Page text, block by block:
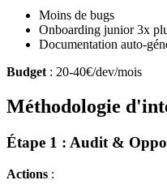
Moins de bugs
Onboarding junior 3x
Documentation auto-
Budget: 20-40€/dev/mois
Méthodologie
Étape 1 : Audit &
Actions :